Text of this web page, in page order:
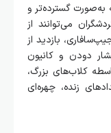
به‌صورت گسترده‌تر و
می‌توانند از
بازدید از
دودن و کانیون
کلاب‌های بزرگ،
زنده، چهره‌ای